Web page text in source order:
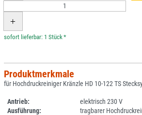
*
Produktmerkmale
für Hochdruckreiniger Kränzle HD 10-122 TS
Antrieb:
elektrisch 230 V
Ausführung:
tragbarer